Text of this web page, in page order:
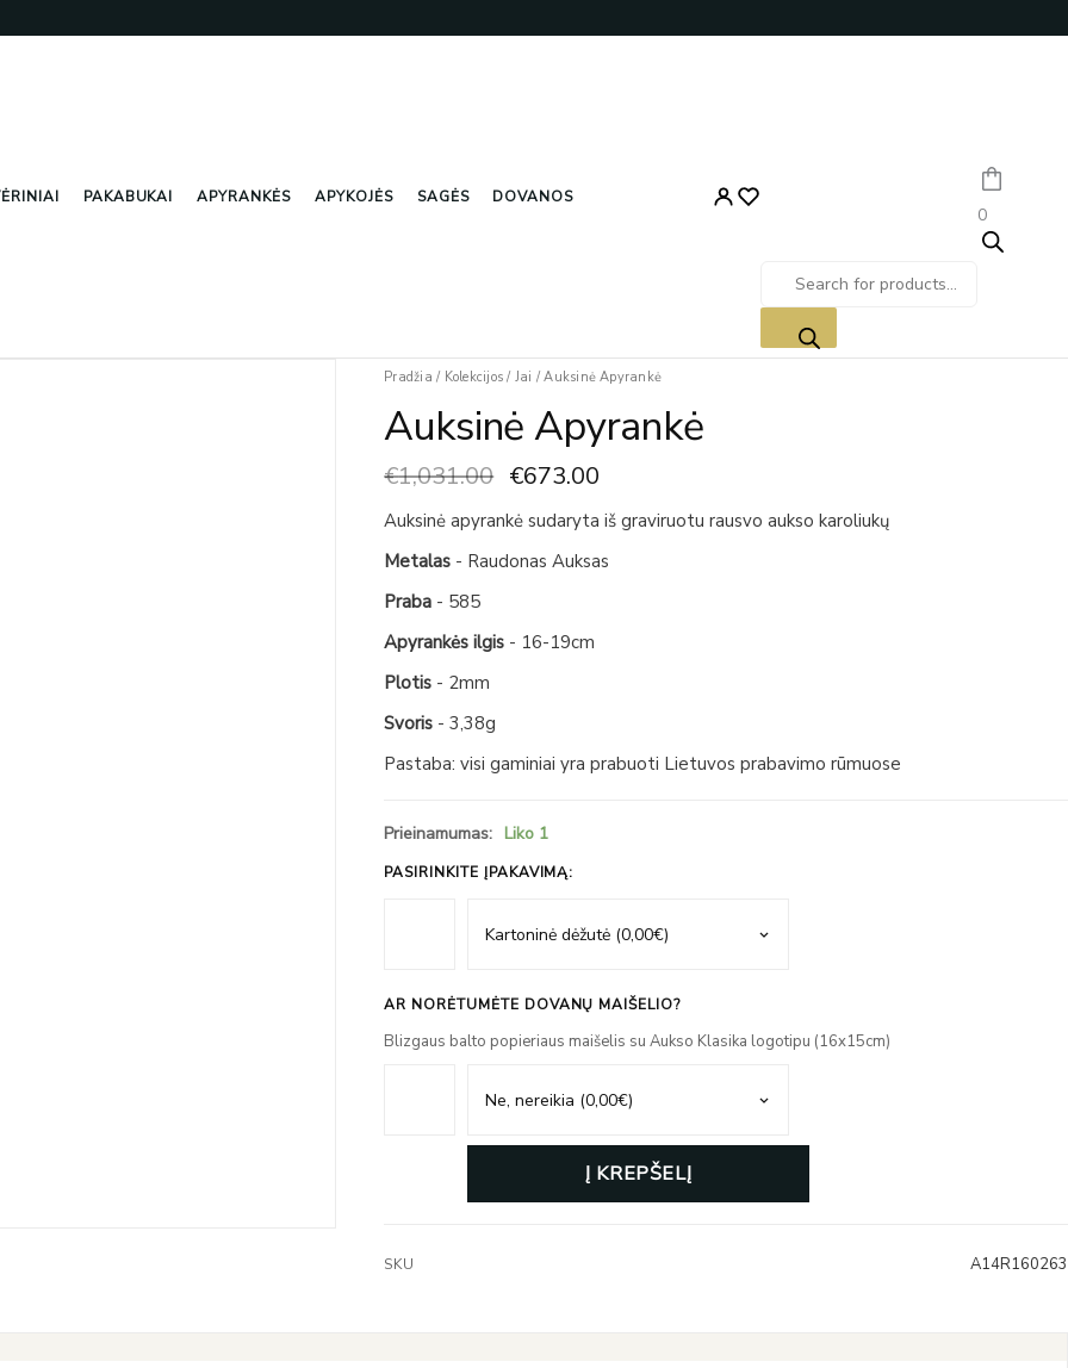
PAKABUKAI APYRANKĖS APYKOJĖS SAGĖS DOVANOS
0
Pradžia / Kolekcijos / Jai /Auksinė Apyrankė
Auksinė Apyrankė
€1,031.00
Original
was:
€1,031.00.
€673.00
Current
is:
Auksinė apyrankė sudaryta iš graviruotu rausvo aukso karoliukų
Metalas - Raudonas Auksas
Praba - 585
Apyrankės ilgis - 16-19cm
Plotis - 2mm
Svoris - 3,38g
Pastaba: visi gaminiai yra prabuoti Lietuvos prabavimo rūmuose
Prieinamumas: Liko 1
PASIRINKITE ĮPAKAVIMĄ:
AR NORĖTUMĖTE DOVANŲ MAIŠELIO?
Blizgaus balto popieriaus maišelis su Aukso Klasika logotipu (16x15cm)
produkto
Auksinė
Į KREPŠELĮ
SKU A14R160263
el.